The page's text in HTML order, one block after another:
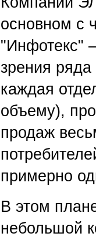
основном с
"Инфотекс"
зрения ряда
каждая
объему),
продаж
примерно
В этом
небольшой